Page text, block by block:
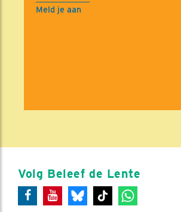
Meld je aan
Volg Beleef de Lente